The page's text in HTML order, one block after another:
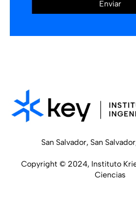
San Salvador, San
Copyright © 2024, Instituto
Ciencias